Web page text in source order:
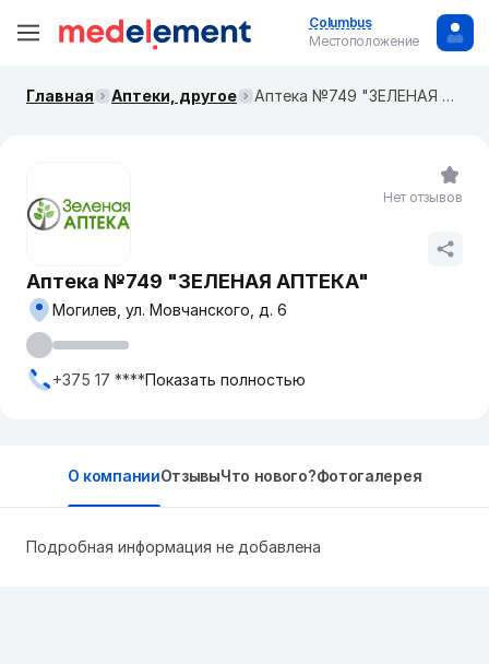
Columbus
Местоположение
Главная Аптеки, другое Аптека №749 "ЗЕЛЕНАЯ АПТЕКА"
Аптека №749 "ЗЕЛЕНАЯ АПТЕКА"
Могилев, ул. Мовчанского, д. 6
+375 17 ****Показать полностью
Нет отзывов
О компанииОтзывыЧто нового?Фотогалерея
Подробная информация не добавлена